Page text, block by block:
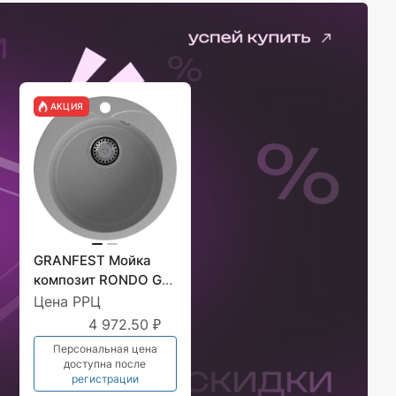
АКЦИЯ
GRANFEST Мойка
композит RONDO GF-
R--480 D=480 мм
серый арт.GF-
Цена РРЦ
4 972.50 ₽
Персональная цена
доступна после
регистрации